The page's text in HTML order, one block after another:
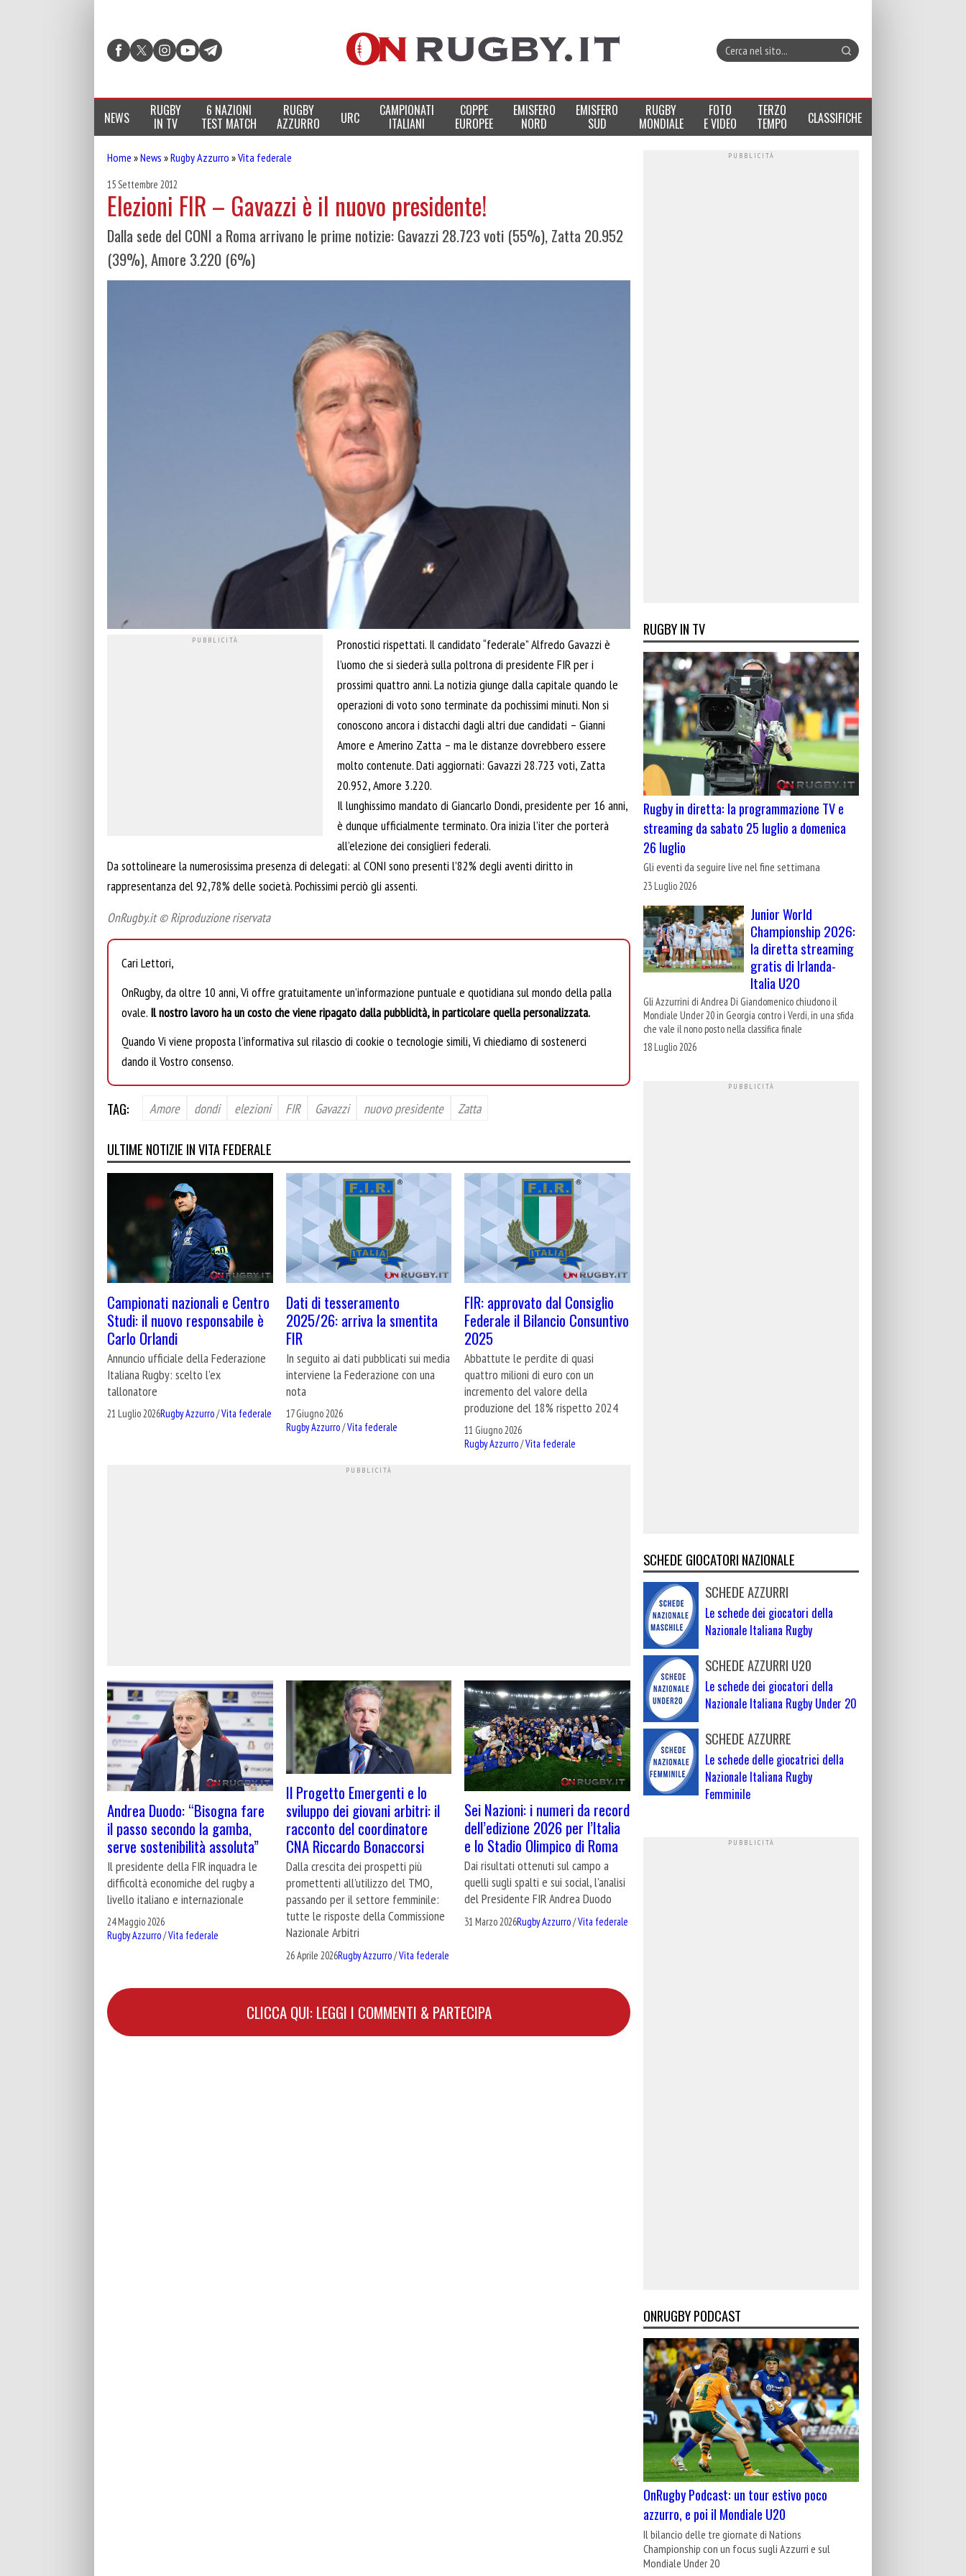
NEWS RUGBY
IN TV
6 NAZIONI
TEST MATCH
RUGBY
AZZURRO URC CAMPIONATI
ITALIANI
COPPE
EUROPEE
EMISFERO
NORD
EMISFERO
SUD
RUGBY
MONDIALE
FOTO
E VIDEO
TERZO
TEMPO CLASSIFICHE
Home »News »Rugby Azzurro »Vita federale
15 Settembre 2012
Elezioni FIR – Gavazzi è il nuovo presidente!
Dalla sede del CONI a Roma arrivano le prime notizie: Gavazzi 28.723 voti (55%), Zatta 20.952
(39%), Amore 3.220 (6%)
Pronostici rispettati. Il candidato “federale” Alfredo Gavazzi è
l’uomo che si siederà sulla poltrona di presidente FIR per i
prossimi quattro anni. La notizia giunge dalla capitale quando le
operazioni di voto sono terminate da pochissimi minuti. Non si
conoscono ancora i distacchi dagli altri due candidati – Gianni
Amore e Amerino Zatta – ma le distanze dovrebbero essere
molto contenute. Dati aggiornati: Gavazzi 28.723 voti, Zatta
20.952, Amore 3.220.
Il lunghissimo mandato di Giancarlo Dondi, presidente per 16 anni,
è dunque ufficialmente terminato. Ora inizia l’iter che porterà
all’elezione dei consiglieri federali.
Da sottolineare la numerosissima presenza di delegati: al CONI sono presenti l’82% degli aventi diritto in
rappresentanza del 92,78% delle società. Pochissimi perciò gli assenti.
OnRugby.it © Riproduzione riservata
Cari Lettori,
OnRugby, da oltre 10 anni, Vi offre gratuitamente un’informazione puntuale e quotidiana sul mondo della palla
ovale. Il nostro lavoro ha un costo che viene ripagato dalla pubblicità, in particolare quella personalizzata.
Quando Vi viene proposta l’informativa sul rilascio di cookie o tecnologie simili, Vi chiediamo di sostenerci
dando il Vostro consenso.
TAG: Amore dondi elezioni FIR Gavazzi nuovo presidente Zatta
ULTIME NOTIZIE IN VITA FEDERALE
Campionati nazionali e Centro
Studi: il nuovo responsabile è
Carlo Orlandi
Annuncio ufficiale della Federazione
Italiana Rugby: scelto l'ex
tallonatore
21 Luglio 2026Rugby Azzurro/Vita federale
Dati di tesseramento
2025/26: arriva la smentita
FIR
In seguito ai dati pubblicati sui media
interviene la Federazione con una
nota
17 Giugno 2026
Rugby Azzurro/Vita federale
FIR: approvato dal Consiglio
Federale il Bilancio Consuntivo
2025
Abbattute le perdite di quasi
quattro milioni di euro con un
incremento del valore della
produzione del 18% rispetto 2024
11 Giugno 2026
Rugby Azzurro/Vita federale
Andrea Duodo: “Bisogna fare
il passo secondo la gamba,
serve sostenibilità assoluta”
Il presidente della FIR inquadra le
difficoltà economiche del rugby a
livello italiano e internazionale
24 Maggio 2026
Rugby Azzurro/Vita federale
Il Progetto Emergenti e lo
sviluppo dei giovani arbitri: il
racconto del coordinatore
CNA Riccardo Bonaccorsi
Dalla crescita dei prospetti più
promettenti all’utilizzo del TMO,
passando per il settore femminile:
tutte le risposte della Commissione
Nazionale Arbitri
26 Aprile 2026Rugby Azzurro/Vita federale
Sei Nazioni: i numeri da record
dell’edizione 2026 per l’Italia
e lo Stadio Olimpico di Roma
Dai risultati ottenuti sul campo a
quelli sugli spalti e sui social, l'analisi
del Presidente FIR Andrea Duodo
31 Marzo 2026Rugby Azzurro/Vita federale
CLICCA QUI: LEGGI I COMMENTI & PARTECIPA
RUGBY IN TV
Rugby in diretta: la programmazione TV e
streaming da sabato 25 luglio a domenica
26 luglio
Gli eventi da seguire live nel fine settimana
23 Luglio 2026
Junior World
Championship 2026:
la diretta streaming
gratis di Irlanda-
Italia U20
Gli Azzurrini di Andrea Di Giandomenico chiudono il
Mondiale Under 20 in Georgia contro i Verdi, in una sfida
che vale il nono posto nella classifica finale
18 Luglio 2026
SCHEDE GIOCATORI NAZIONALE
SCHEDE AZZURRI
Le schede dei giocatori della
Nazionale Italiana Rugby
SCHEDE AZZURRI U20
Le schede dei giocatori della
Nazionale Italiana Rugby Under 20
SCHEDE AZZURRE
Le schede delle giocatrici della
Nazionale Italiana Rugby
Femminile
ONRUGBY PODCAST
OnRugby Podcast: un tour estivo poco
azzurro, e poi il Mondiale U20
Il bilancio delle tre giornate di Nations
Championship con un focus sugli Azzurri e sul
Mondiale Under 20